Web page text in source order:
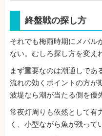
終盤戦の探し方
それでも梅雨時期にメバル
ない。むしろ探し方を変え
まず重要なのは潮通しであ
流れの効くポイントの方が
波堤なら潮が当たる側を優
常夜灯周りも依然として有
く、小型ながら魚が残って